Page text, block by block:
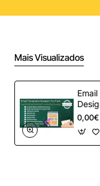
Mais Visualizados
–
mail
0,00€